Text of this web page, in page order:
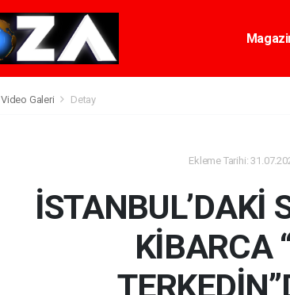
Video Galeri Detay
Ekleme Tarihi:
İSTANBUL’DAKİ
KİBARCA